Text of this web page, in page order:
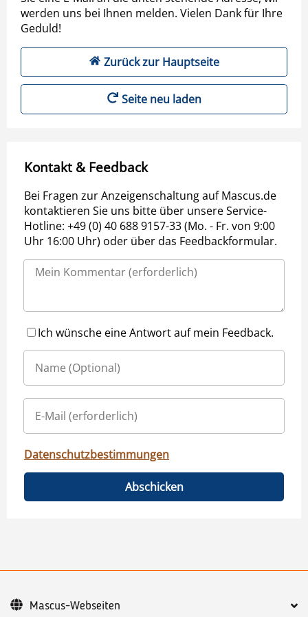
werden uns bei Ihnen melden. Vielen Dank für Ihre
Geduld!
Zurück zur Hauptseite
Seite neu laden
Kontakt & Feedback
Bei Fragen zur Anzeigenschaltung auf Mascus.de
kontaktieren Sie uns bitte über unsere Service-
Hotline: +49 (0) 40 688 9157-33 (Mo. - Fr. von 9:00
Uhr 16:00 Uhr) oder über das Feedbackformular.
Ich wünsche eine Antwort auf mein Feedback.
Datenschutzbestimmungen
Abschicken
Mascus-Webseiten